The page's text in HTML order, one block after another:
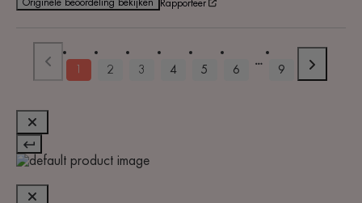
Originele beoordeling bekijken Rapporteer
2 3 4 5 6 9